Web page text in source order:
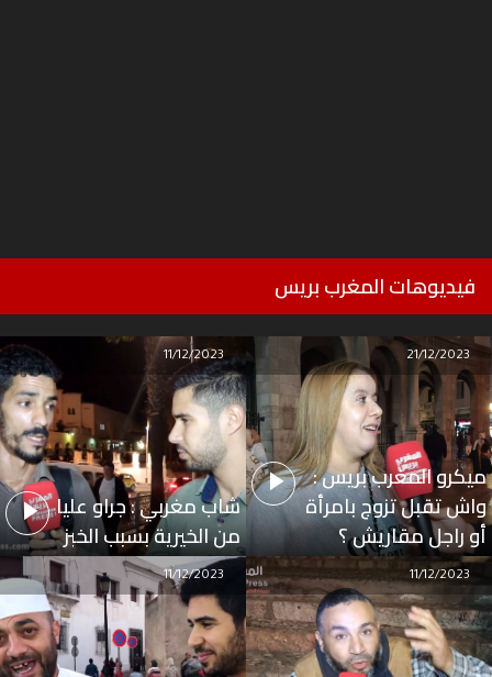
فيديوهات المغرب بريس
ميكرو المغرب بريس :
واش تقبل تزوج بامرأة
أو راجل مقاريش ؟
21/12/2023
شاب مغربي : جراو عليا
من الخيرية بسبب الخبز
11/12/2023
11/12/2023
11/12/2023